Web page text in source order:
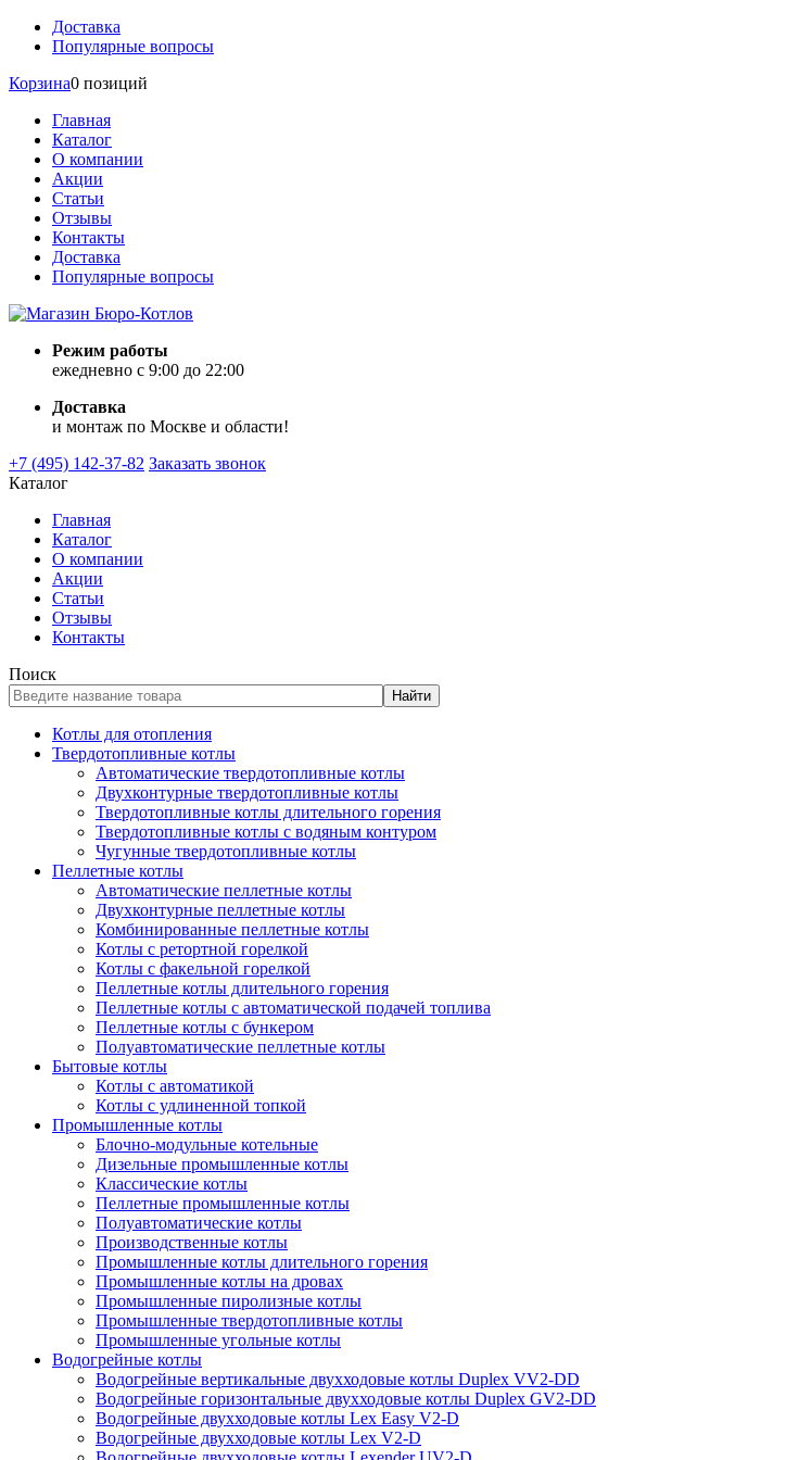
Доставка
Популярные вопросы
Корзина0 позиций
Главная
Каталог
О компании
Акции
Статьи
Отзывы
Контакты
Доставка
Популярные вопросы
Режим работы
ежедневно с 9:00 до 22:00
Доставка
и монтаж по Москве и области!
+7 (495) 142-37-82 Заказать звонок
Каталог
Главная
Каталог
О компании
Акции
Статьи
Отзывы
Контакты
Поиск
Найти
Котлы для отопления
Твердотопливные котлы
Автоматические твердотопливные котлы
Двухконтурные твердотопливные котлы
Твердотопливные котлы длительного горения
Твердотопливные котлы с водяным контуром
Чугунные твердотопливные котлы
Пеллетные котлы
Автоматические пеллетные котлы
Двухконтурные пеллетные котлы
Комбинированные пеллетные котлы
Котлы с ретортной горелкой
Котлы с факельной горелкой
Пеллетные котлы длительного горения
Пеллетные котлы с автоматической подачей топлива
Пеллетные котлы с бункером
Полуавтоматические пеллетные котлы
Бытовые котлы
Котлы с автоматикой
Котлы с удлиненной топкой
Промышленные котлы
Блочно-модульные котельные
Дизельные промышленные котлы
Классические котлы
Пеллетные промышленные котлы
Полуавтоматические котлы
Производственные котлы
Промышленные котлы длительного горения
Промышленные котлы на дровах
Промышленные пиролизные котлы
Промышленные твердотопливные котлы
Промышленные угольные котлы
Водогрейные котлы
Водогрейные вертикальные двухходовые котлы Duplex VV2-DD
Водогрейные горизонтальные двухходовые котлы Duplex GV2-DD
Водогрейные двухходовые котлы Lex Easy V2-D
Водогрейные двухходовые котлы Lex V2-D